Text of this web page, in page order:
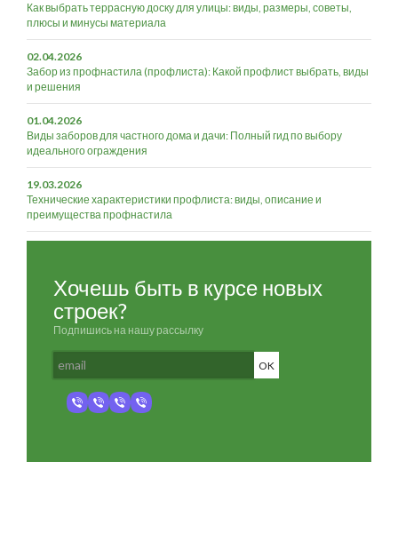
Как выбрать террасную доску для улицы: виды, размеры, советы,
плюсы и минусы материала
02.04.2026
Забор из профнастила (профлиста): Какой профлист выбрать, виды
и решения
01.04.2026
Виды заборов для частного дома и дачи: Полный гид по выбору
идеального ограждения
19.03.2026
Технические характеристики профлиста: виды, описание и
преимущества профнастила
Хочешь быть в курсе новых
строек?
Подпишись на нашу рассылку